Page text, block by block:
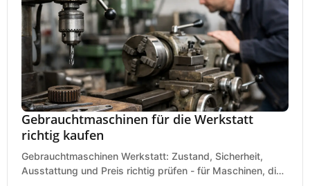
Gebrauchtmaschinen für die Werkstatt
richtig kaufen
Gebrauchtmaschinen Werkstatt: Zustand, Sicherheit,
Ausstattung und Preis richtig prüfen - für Maschinen, die